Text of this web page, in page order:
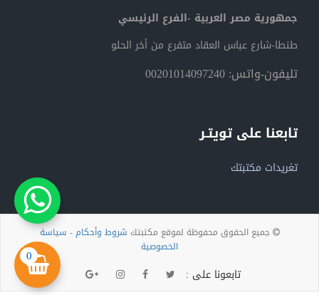
0
جمهورية مصر العربية -الفرع الرئيسي
طنطا-شارع عباس العقاد متفرع من أخر الحلو
تليفون-واتس: 00201014097240
تابعنا على تويتـر
تغريدات مكتبتك
جميع الحقوق محفوظة لموقع مكتبتك شروط وأحكام- سياسة
الخصوصية
تابعونا على :